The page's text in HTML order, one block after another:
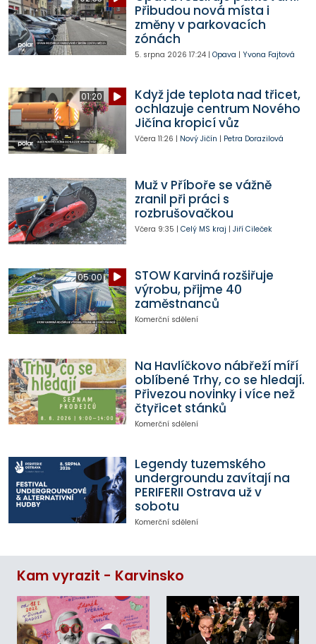
Přibudou nová místa i
změny v parkovacích
zónách
5. srpna 2026 17:24| Opava | Yvona Fajtová
01:20
Když jde teplota nad třicet,
ochlazuje centrum Nového
Jičína kropicí vůz
Včera 11:26 | Nový Jičín | Petra Dorazilová
Muž v Příboře se vážně
zranil při práci s
rozbrušovačkou
Včera 9:35 | Celý MS kraj | Jiří Cileček
05:00
STOW Karviná rozšiřuje
výrobu, přijme 40
zaměstnanců
Komerční sdělení
Na Havlíčkovo nábřeží míří
oblíbené Trhy, co se hledají.
Přivezou novinky i více než
čtyřicet stánků
Komerční sdělení
Legendy tuzemského
undergroundu zavítají na
PERIFERII Ostrava už v
sobotu
Komerční sdělení
Kam vyrazit - Karvinsko